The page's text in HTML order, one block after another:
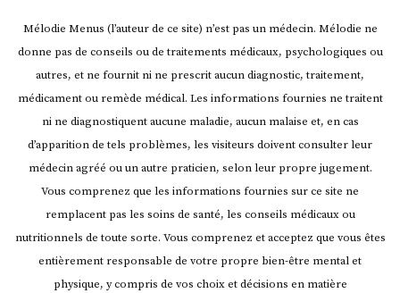
Mélodie Menus (l’auteur de ce site) n’est pas un médecin. Mélodie ne
donne pas de conseils ou de traitements médicaux, psychologiques ou
autres, et ne fournit ni ne prescrit aucun diagnostic, traitement,
médicament ou remède médical. Les informations fournies ne traitent
ni ne diagnostiquent aucune maladie, aucun malaise et, en cas
d’apparition de tels problèmes, les visiteurs doivent consulter leur
médecin agréé ou un autre praticien, selon leur propre jugement.
Vous comprenez que les informations fournies sur ce site ne
remplacent pas les soins de santé, les conseils médicaux ou
nutritionnels de toute sorte. Vous comprenez et acceptez que vous êtes
entièrement responsable de votre propre bien-être mental et
physique, y compris de vos choix et décisions en matière